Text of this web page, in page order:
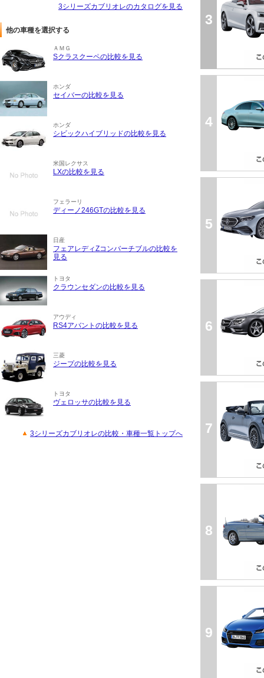
3シリーズカブリオレのカタログを見る
他の車種を選択する
ＡＭＧ
Sクラスクーペの比較を見る
ホンダ
セイバーの比較を見る
ホンダ
シビックハイブリッドの比較を見る
米国レクサス
LXの比較を見る
フェラーリ
ディーノ246GTの比較を見る
日産
フェアレディZコンバーチブルの比較を
見る
トヨタ
クラウンセダンの比較を見る
アウディ
RS4アバントの比較を見る
三菱
ジープの比較を見る
トヨタ
ヴェロッサの比較を見る
3シリーズカブリオレの比較・車種一覧トップへ
3
4
5
6
7
8
9